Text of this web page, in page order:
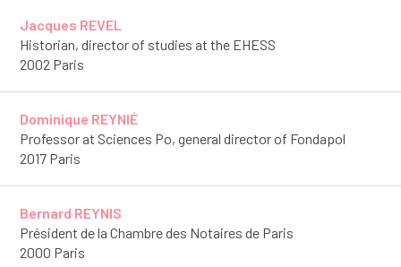
Jacques REVEL
Historian, director of studies at the EHESS
2002 Paris
Dominique REYNIÉ
Professor at Sciences Po, general director of Fondapol
2017 Paris
Bernard REYNIS
Président de la Chambre des Notaires de Paris
2000 Paris